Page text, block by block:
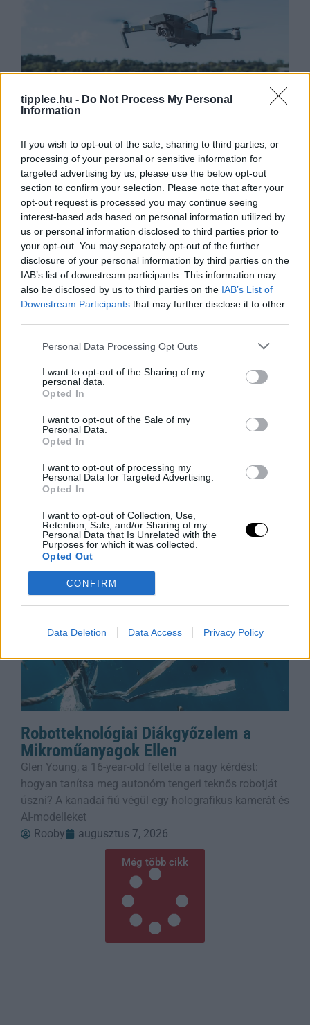
tipplee.hu - Do Not Process My Personal
Information
If you wish to opt-out of the sale, sharing to third parties, or
processing of your personal or sensitive information for
targeted advertising by us, please use the below opt-out
section to confirm your selection. Please note that after your
opt-out request is processed you may continue seeing
interest-based ads based on personal information utilized by
us or personal information disclosed to third parties prior to
your opt-out. You may separately opt-out of the further
disclosure of your personal information by third parties on the
IAB’s list of downstream participants. This information may
also be disclosed by us to third parties on the IAB’s List of
Downstream Participants that may further disclose it to other
Personal Data Processing Opt Outs
I want to opt-out of the Sharing of my
personal data.
Opted In
I want to opt-out of the Sale of my
Personal Data.
Opted In
I want to opt-out of processing my
Personal Data for Targeted Advertising.
Opted In
I want to opt-out of Collection, Use,
Retention, Sale, and/or Sharing of my
Personal Data that Is Unrelated with the
Purposes for which it was collected.
Opted Out
CONFIRM
Data Deletion Data Access Privacy Policy
Kutyaként ugráló drón, ami követ
téged – kipróbáltuk a Mondo Benit
Sean Hollister, a The Verge vezető szerkesztője,
kipróbálta a Beni nevű kétlábú robotkutyát, amely
ugrál, trükközik, és stabil 4K-ban követi a gazdáját. A
körülbelül 600
Rooby
augusztus 7, 2026
Barátság és Pénz? Így Maradjatok
A barátok minden étkezést étteremben szeretnének
lebonyolítani, ami komoly anyagi terhet jelenthet – de
tönkremennél? Ez a cikk
Rooby
augusztus 7, 2026
Robotteknológiai Diákgyőzelem a
Mikroműanyagok Ellen
Glen Young, a 16-year-old feltette a nagy kérdést:
hogyan tanítsa meg autonóm tengeri teknős robotját
úszni? A kanadai fiú végül egy holografikus kamerát és
AI-modelleket
Rooby
augusztus 7, 2026
Még több cikk